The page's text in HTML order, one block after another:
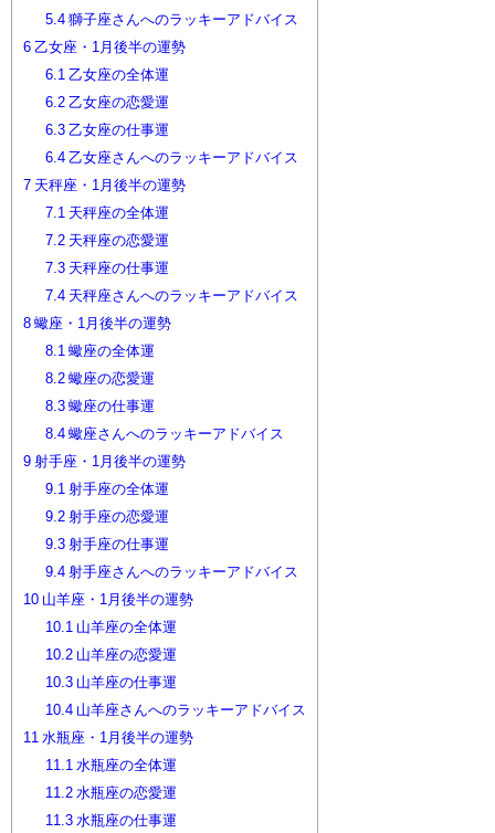
5.4獅子座さんへのラッキーアドバイス
6 乙女座・1月後半の運勢
6.1 乙女座の全体運
6.2乙女座の恋愛運
6.3乙女座の仕事運
6.4乙女座さんへのラッキーアドバイス
7 天秤座・1月後半の運勢
7.1 天秤座の全体運
7.2天秤座の恋愛運
7.3天秤座の仕事運
7.4天秤座さんへのラッキーアドバイス
8 蠍座・1月後半の運勢
8.1 蠍座の全体運
8.2蠍座の恋愛運
8.3蠍座の仕事運
8.4蠍座さんへのラッキーアドバイス
9 射手座・1月後半の運勢
9.1 射手座の全体運
9.2射手座の恋愛運
9.3射手座の仕事運
9.4射手座さんへのラッキーアドバイス
10 山羊座・1月後半の運勢
10.1 山羊座の全体運
10.2山羊座の恋愛運
10.3山羊座の仕事運
10.4山羊座さんへのラッキーアドバイス
11 水瓶座・1月後半の運勢
11.1 水瓶座の全体運
11.2水瓶座の恋愛運
11.3水瓶座の仕事運